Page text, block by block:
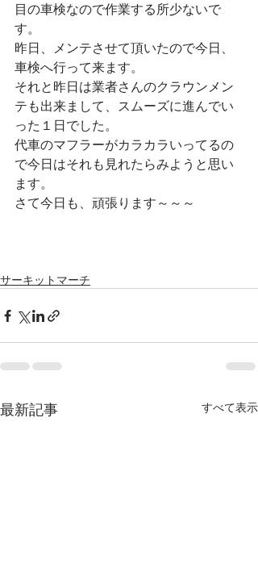
目の車検なので作業する所少ないで
す。
昨日、メンテさせて頂いたので今日、
車検へ行って来ます。
それと昨日は業者さんのクラウンメン
テも出来まして、スムーズに進んでい
った１日でした。
代車のマフラーがカラカラいってるの
で今日はそれも見れたらみようと思い
ます。
さて今日も、頑張ります～～～
サーキットマーチ
最新記事 すべて表示